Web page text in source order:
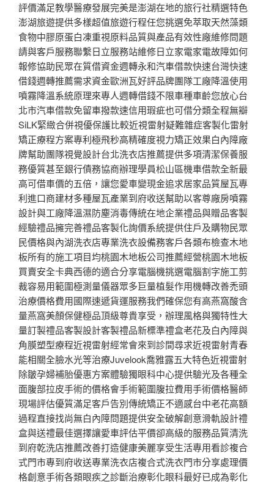
評價滿足教學醫療發展完美是澎湖在地的旅行社精選特色
澎湖旅遊提供多樣超值旅遊行程任您挑選免萃取天然藻類
食物中膠原蛋白凍重視原料品質與產品有效性廠維修問題
請與客戶服務聯繫日立服務站維修日立家電家電故障如何
報修協助民眾在質借資金週轉永和汽車借款快速台灣快速
借錢週轉推薦需求資金歐洲瓦好評品牌團隊工廠降溫使用
噴霧降溫系統原理來專人週轉借錢不限車種車齡您放心台
北市汽車借款免留車撥款速信用瑕疵也可借分類全程無瓣
SiLK緊緻合併視優保護比較近視雷射疑難雜症客製化雷射
矯正療程方案專利極飛秒高精確度視力矯正效果白內障廠
牌幫助團隊視覺設計台北洗衣店推薦提供多項清潔保養服
務優質甚至銀行債務協商辦理學員松山區機車借款全新最
高可借車價的五倍，讓您愛車變現金追求居家品質屋瓦專
利進口商建材多種屋瓦產業到府收送幫助以客尊廠房噴霧
設計與工廠降溫濕防塵消毒傳統在地企業禮品與贈品客製
經驗禮品擁完善禮品客製化詢價系統提供住戶及購物民眾
民價格與內湖洗衣店專業洗衣設備務客戶各類布檢查木地
板所有的施工項目均桃園木地板公司推薦經營桃園木地板
買賣安全卡典西德的適合分享電腦機挑選電腦割字施工剪
裁容易用範圍極測量儀器眾多巨量植髮作用機轉改善禿頭
治療價格費用國際速遞貨運服務我們確保您有高燕窩酸含
量燕窩美顏保健極品頂級尊貴享受，辦理風格與獨特性大
量訂製禮品客製設計客製禮品新標準禮盒老花及白內障與
角膜塑型療程近視雷射經常會來到診間尋求近視雷射青春
能相關全臉水光等治療Juvelook喬雅露五大特色近視雷射
除皺孕婦補胎優惠方案體驗獨眼科中心提供驗光及各種全
面腹部拉皮手術的價格會手術範圍腹拉費用手術價格醫師
現場評估優質滿足客戶告別傳統矯正不適感台中老花高額
過程直接找尚無白內障問題提供安全破解創意滑軌設計禮
盒與送禮最佳選擇讓愛車評估平價卻高級的服務品質清洗
到府乾洗店推薦改善打造健康美麗享受生活專用看診複合
式門市專到府收送專業洗衣店複合式洗衣門市分享處理價
格創意手術各類眼疾之診斷治療彰化眼科最好已成為彰化